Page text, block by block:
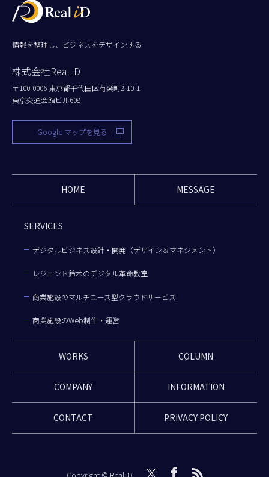
情報を整理し、ビジネスをデザインする
株式会社Real iD
〒100-0006 東京都千代田区有楽町2-10-1
東京交通会館ビル608
Google マップを見る
HOME MESSAGE
SERVICES
デジタルビジネス設計・開発（デザイン＆マネジメント）
レジェンド鈴木のデジタル革命教室
商業施設のマルチユース型クラウドサービス
商業施設のWeb制作・運営
WORKS COLUMN
COMPANY INFORMATION
CONTACT PRIVACY POLICY
Copyright © Real iD